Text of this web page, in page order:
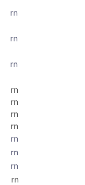
Act"
rn
rn
rn
rn
rn
rn
rn
rn
rn
rn
rn